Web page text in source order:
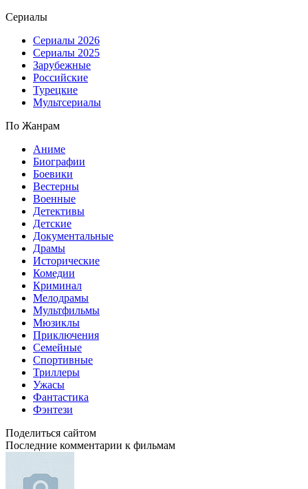
Сериалы
Сериалы 2026
Сериалы 2025
Зарубежные
Российские
Турецкие
Мультсериалы
По Жанрам
Аниме
Биографии
Боевики
Вестерны
Военные
Детективы
Детские
Документальные
Драмы
Исторические
Комедии
Криминал
Мелодрамы
Мультфильмы
Мюзиклы
Приключения
Семейные
Спортивные
Триллеры
Ужасы
Фантастика
Фэнтези
Поделиться сайтом
Последние комментарии к фильмам